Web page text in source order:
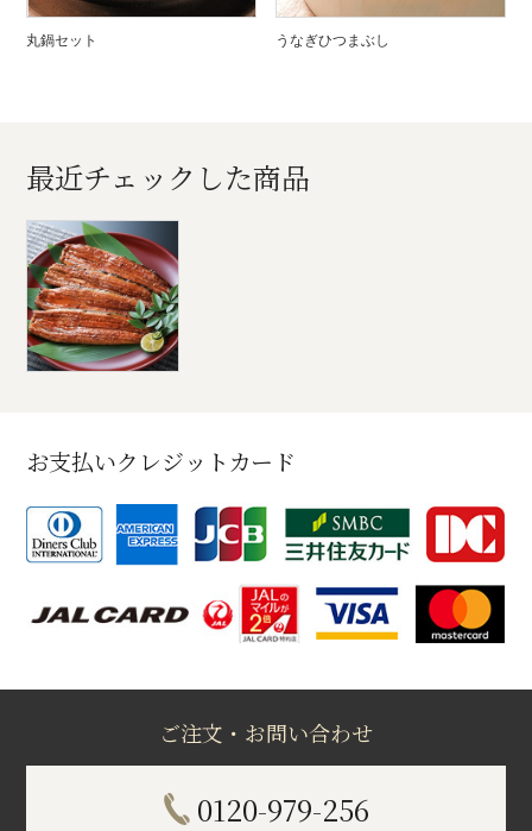
丸鍋セット うなぎひつまぶし
最近チェックした商品
お支払いクレジットカード
ご注文・お問い合わせ
0120-979-256